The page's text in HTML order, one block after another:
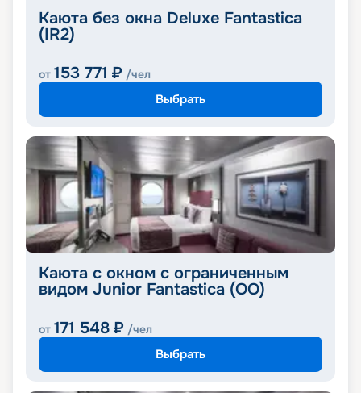
Каюта без окна Deluxe Fantastica
(IR2)
от 153 771 ₽ /чел
Выбрать
Каюта с окном с ограниченным
видом Junior Fantastica (OO)
от 171 548 ₽ /чел
Выбрать